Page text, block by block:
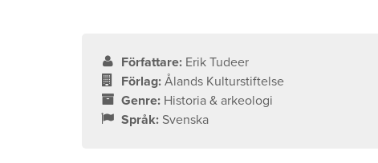
Författare: Erik Tudeer
Förlag: Ålands Kulturstiftelse
Genre: Historia & arkeologi
Språk: Svenska